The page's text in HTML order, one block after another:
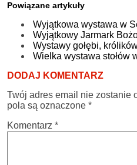
Powiązane artykuły
Wyjątkowa wystawa w
Wyjątkowy Jarmark
Wystawy gołębi,
Wielka wystawa stołów
DODAJ KOMENTARZ
Twój adres email nie zostanie
pola są oznaczone *
Komentarz *